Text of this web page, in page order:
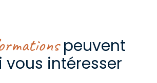
peuvent
vous intéresser